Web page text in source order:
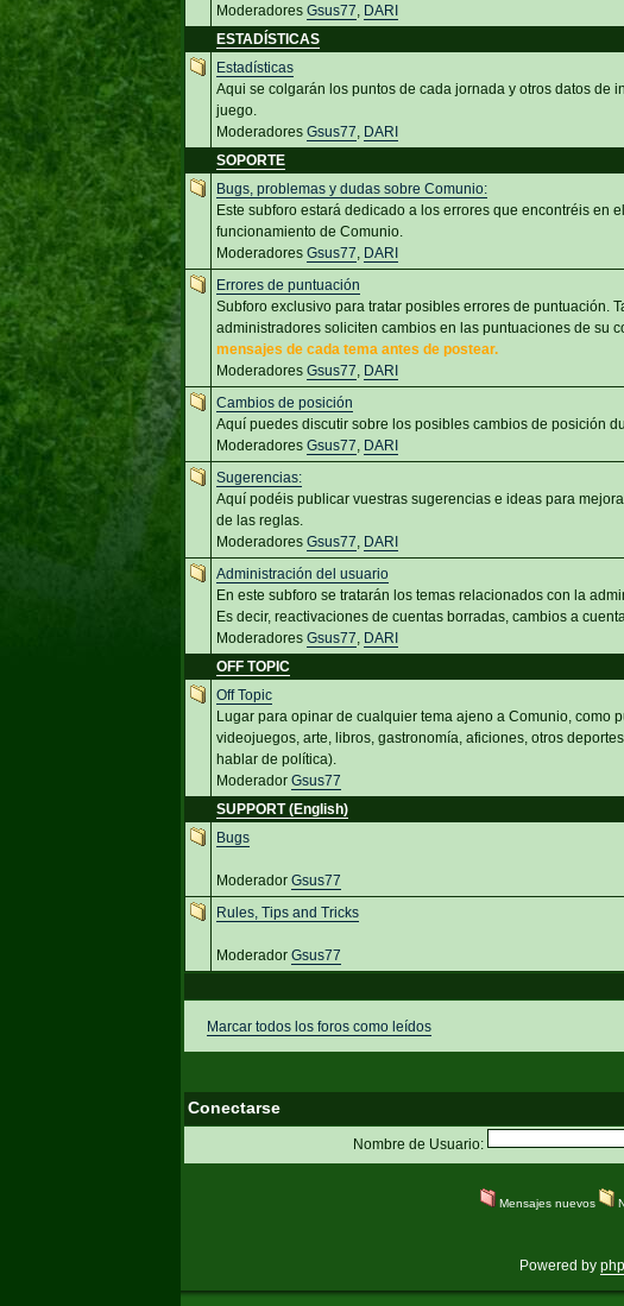
Moderadores Gsus77, DARI
ESTADÍSTICAS
Estadísticas
Aqui se colgarán los puntos de cada jornada y otros datos de
juego.
Moderadores Gsus77, DARI
SOPORTE
Bugs, problemas y dudas sobre Comunio:
Este subforo estará dedicado a los errores que encontréis en
funcionamiento de Comunio.
Moderadores Gsus77, DARI
Errores de puntuación
Subforo exclusivo para tratar posibles errores de puntuación.
administradores soliciten cambios en las puntuaciones de su
mensajes de cada tema antes de postear.
Moderadores Gsus77, DARI
Cambios de posición
Aquí puedes discutir sobre los posibles cambios de posición
Moderadores Gsus77, DARI
Sugerencias:
Aquí podéis publicar vuestras sugerencias e ideas para
de las reglas.
Moderadores Gsus77, DARI
Administración del usuario
En este subforo se tratarán los temas relacionados con la
Es decir, reactivaciones de cuentas borradas, cambios a
Moderadores Gsus77, DARI
OFF TOPIC
Off Topic
Lugar para opinar de cualquier tema ajeno a Comunio, como
videojuegos, arte, libros, gastronomía, aficiones, otros
hablar de política).
Moderador Gsus77
SUPPORT (English)
Bugs
Moderador Gsus77
Rules, Tips and Tricks
Moderador Gsus77
Marcar todos los foros como leídos
Conectarse
Nombre de Usuario:
Mensajes nuevos
Powered by